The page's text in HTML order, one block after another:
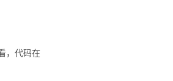
，代码在